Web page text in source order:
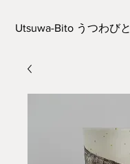
Utsuwa-Bito うつわびと